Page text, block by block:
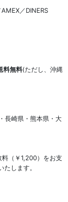
／DINERS
料無料(ただし、沖縄
長崎県・熊本県・大
（￥1,200）をお支
します。